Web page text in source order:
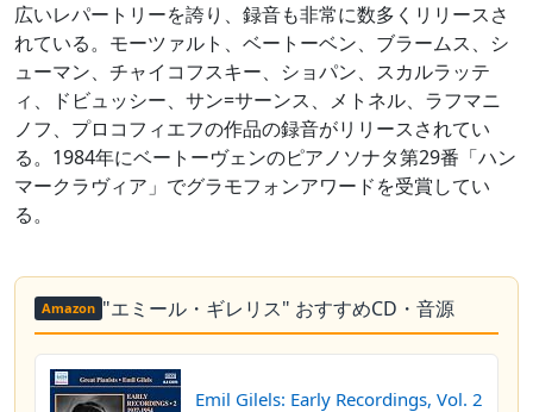
広いレパートリーを誇り、録音も非常に数多くリリースさ
れている。モーツァルト、ベートーベン、ブラームス、シ
ューマン、チャイコフスキー、ショパン、スカルラッテ
ィ、ドビュッシー、サン=サーンス、メトネル、ラフマニ
ノフ、プロコフィエフの作品の録音がリリースされてい
る。1984年にベートーヴェンのピアノソナタ第29番「ハン
マークラヴィア」でグラモフォンアワードを受賞してい
る。
Amazon "エミール・ギレリス" おすすめCD・音源
Emil Gilels: Early Recordings, Vol. 2